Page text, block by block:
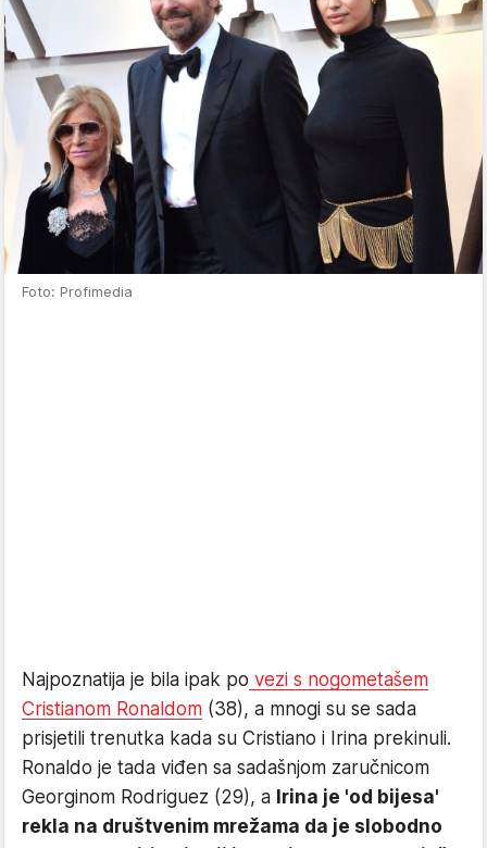
Foto: Profimedia
Najpoznatija je bila ipak po vezi s nogometašem
Cristianom Ronaldom (38), a mnogi su se sada
prisjetili trenutka kada su Cristiano i Irina prekinuli.
Ronaldo je tada viđen sa sadašnjom zaručnicom
Georginom Rodriguez (29), a Irina je 'od bijesa'
rekla na društvenim mrežama da je slobodno